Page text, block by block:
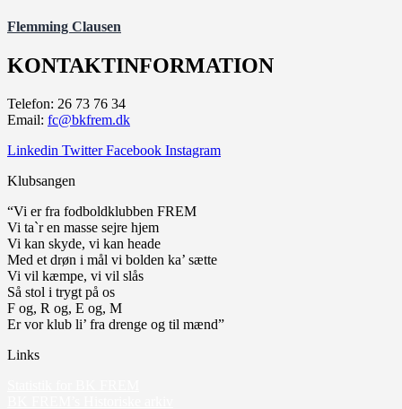
Flemming Clausen
KONTAKTINFORMATION
Telefon: 26 73 76 34
Email: fc@bkfrem.dk
Linkedin Twitter Facebook Instagram
Klubsangen
“Vi er fra fodboldklubben FREM
Vi ta`r en masse sejre hjem
Vi kan skyde, vi kan heade
Med et drøn i mål vi bolden ka’ sætte
Vi vil kæmpe, vi vil slås
Så stol i trygt på os
F og, R og, E og, M
Er vor klub li’ fra drenge og til mænd”
Links